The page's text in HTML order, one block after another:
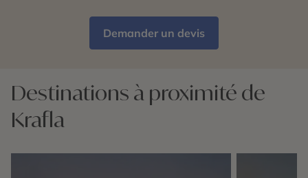
Demander un devis
Destinations à proximité de
Krafla